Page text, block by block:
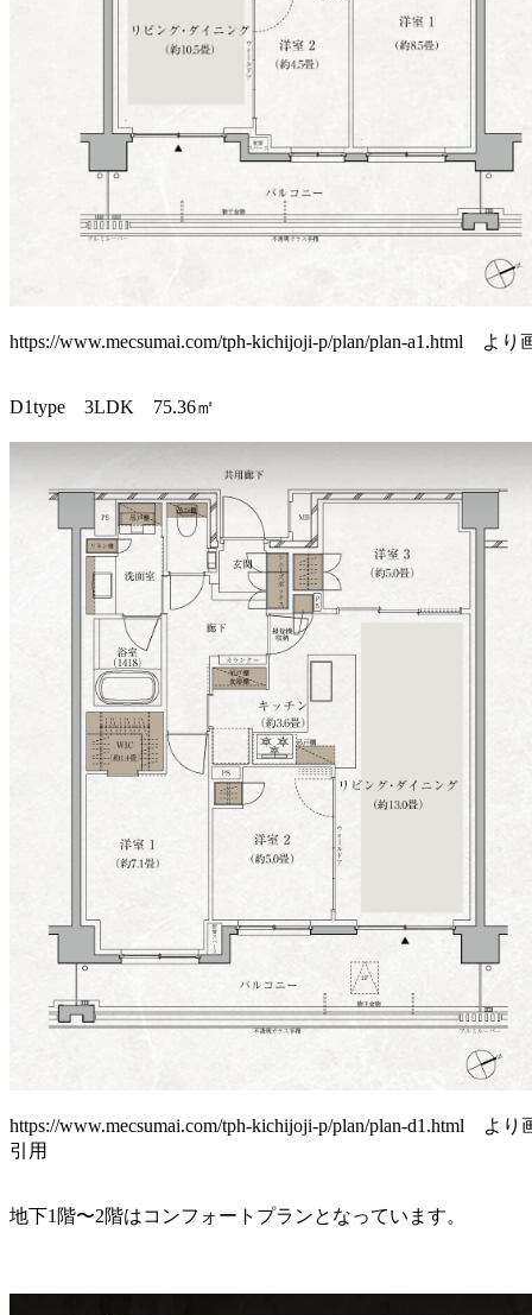
https://www.mecsumai.com/tph-kichijoji-p/plan/plan-a1.html より
D1type 3LDK 75.36㎡
https://www.mecsumai.com/tph-kichijoji-p/plan/plan-d1.html より
引用
地下1階〜2階はコンフォートプランとなっています。